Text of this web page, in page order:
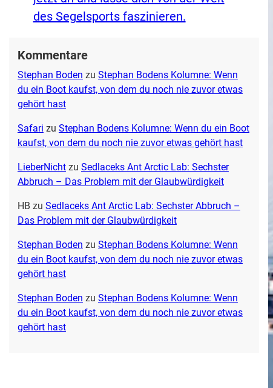
des Segelsports faszinieren.
Kommentare
Stephan Boden zu Stephan Bodens Kolumne: Wenn
du ein Boot kaufst, von dem du noch nie zuvor etwas
gehört hast
Safari zu Stephan Bodens Kolumne: Wenn du ein Boot
kaufst, von dem du noch nie zuvor etwas gehört hast
LieberNichtzu Sedlaceks Ant Arctic Lab: Sechster
Abbruch – Das Problem mit der Glaubwürdigkeit
HB zu Sedlaceks Ant Arctic Lab: Sechster Abbruch –
Das Problem mit der Glaubwürdigkeit
Stephan Boden zu Stephan Bodens Kolumne: Wenn
du ein Boot kaufst, von dem du noch nie zuvor etwas
gehört hast
Stephan Boden zu Stephan Bodens Kolumne: Wenn
du ein Boot kaufst, von dem du noch nie zuvor etwas
gehört hast